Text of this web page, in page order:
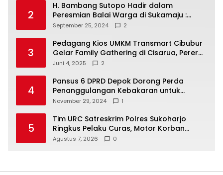
2
H. Bambang Sutopo Hadir dalam
Peresmian Balai Warga di Sukamaju :
Wadah Baru untuk Kolaborasi dan
September 25, 2024 2
3
Pedagang Kios UMKM Transmart Cibubur
Gelar Family Gathering di Cisarua, Pererat
Silaturahmi dan Kekompakan
Juni 4, 2025 2
4
Pansus 6 DPRD Depok Dorong Perda
Penanggulangan Kebakaran untuk
Keselamatan Warga
November 29, 2024 1
5
Tim URC Satreskrim Polres Sukoharjo
Ringkus Pelaku Curas, Motor Korban
Dibongkar untuk Hilangkan Jejak
Agustus 7, 2026 0